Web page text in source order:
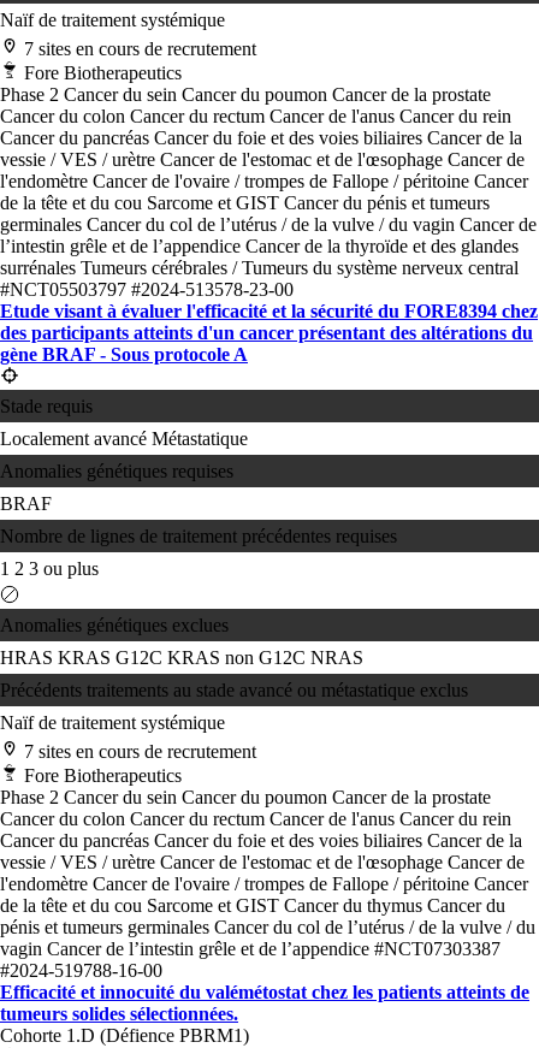
Naïf de traitement systémique
7 sites en cours de recrutement
Fore Biotherapeutics
Phase 2 Cancer du sein Cancer du poumon Cancer de la prostate
Cancer du colon Cancer du rectum Cancer de l'anus Cancer du rein
Cancer du pancréas Cancer du foie et des voies biliaires Cancer de la
vessie / VES / urètre Cancer de l'estomac et de l'œsophage Cancer de
l'endomètre Cancer de l'ovaire / trompes de Fallope / péritoine Cancer
de la tête et du cou Sarcome et GIST Cancer du pénis et tumeurs
germinales Cancer du col de l’utérus / de la vulve / du vagin Cancer de
l’intestin grêle et de l’appendice Cancer de la thyroïde et des glandes
surrénales Tumeurs cérébrales / Tumeurs du système nerveux central
#NCT05503797 #2024-513578-23-00
Etude visant à évaluer l'efficacité et la sécurité du FORE8394 chez
des participants atteints d'un cancer présentant des altérations du
gène BRAF - Sous protocole A
Stade requis
Localement avancé Métastatique
Anomalies génétiques requises
BRAF
Nombre de lignes de traitement précédentes requises
1 2 3 ou plus
Anomalies génétiques exclues
HRAS KRAS G12C KRAS non G12C NRAS
Précédents traitements au stade avancé ou métastatique exclus
Naïf de traitement systémique
7 sites en cours de recrutement
Fore Biotherapeutics
Phase 2 Cancer du sein Cancer du poumon Cancer de la prostate
Cancer du colon Cancer du rectum Cancer de l'anus Cancer du rein
Cancer du pancréas Cancer du foie et des voies biliaires Cancer de la
vessie / VES / urètre Cancer de l'estomac et de l'œsophage Cancer de
l'endomètre Cancer de l'ovaire / trompes de Fallope / péritoine Cancer
de la tête et du cou Sarcome et GIST Cancer du thymus Cancer du
pénis et tumeurs germinales Cancer du col de l’utérus / de la vulve / du
vagin Cancer de l’intestin grêle et de l’appendice #NCT07303387
#2024-519788-16-00
Efficacité et innocuité du valémétostat chez les patients atteints de
tumeurs solides sélectionnées.
Cohorte 1.D (Défience PBRM1)